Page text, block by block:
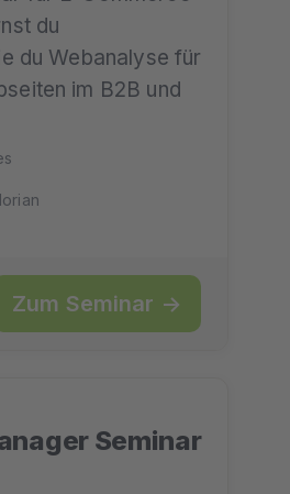
du
du Webanalyse für
im B2B und
Zum Seminar →
Seminar